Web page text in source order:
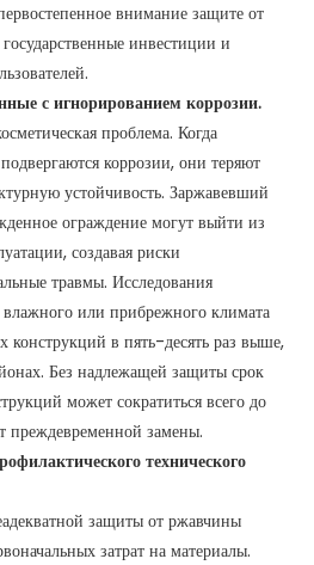
внимание защите от
инвестиции и
с игнорированием коррозии.
проблема. Когда
коррозии, они теряют
устойчивость. Заржавевший
ограждение могут выйти из
создавая риски
травмы. Исследования
или прибрежного климата
конструкций в пять-десять раз выше,
Без надлежащей защиты срок
может сократиться всего до
преждевременной замены.
технического
защиты от ржавчины
затрат на материалы.